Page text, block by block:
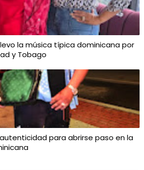
la música típica dominicana por
y Tobago
para abrirse paso en la